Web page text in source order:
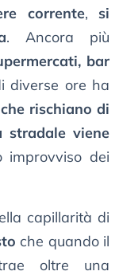
corrente, si
. Ancora più
bar
diverse ore ha
rischiano di
stradale viene
improvviso dei
capillarità di
che quando il
oltre una